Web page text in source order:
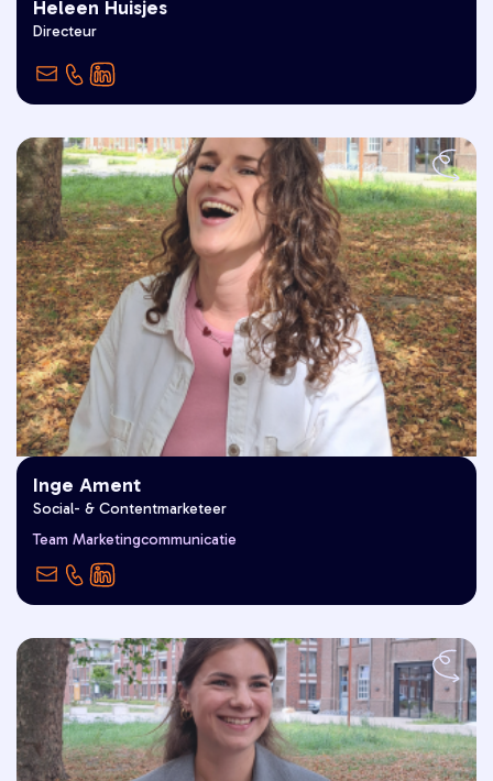
“Goed Leven is voor mij tuin klusjes
Heleen Huisjes
Directeur
“Goed Leven is voor mij uitwaaien
Inge Ament
Social- & Contentmarketeer
Team Marketingcommunicatie